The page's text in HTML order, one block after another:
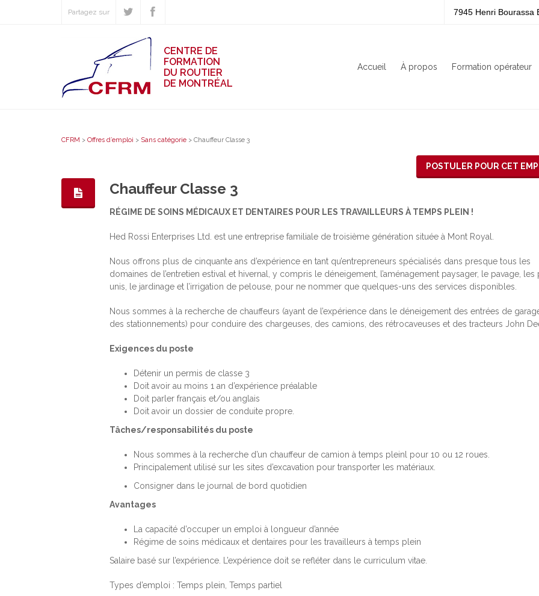
Partagez sur 7945 Henri Bourassa
CENTRE DE
FORMATION
DU ROUTIER
DE MONTRÉAL
Accueil À propos Formation opérateur
CFRM > Offres d’emploi > Sans catégorie > Chauffeur Classe 3
POSTULER POUR CET
Chauffeur Classe 3
RÉGIME DE SOINS MÉDICAUX ET DENTAIRES POUR LES TRAVAILLEURS À TEMPS PLEIN !
Hed Rossi Enterprises Ltd. est une entreprise familiale de troisième génération située à Mont Royal.
Nous offrons plus de cinquante ans d’expérience en tant qu’entrepreneurs spécialisés dans presque tous les
domaines de l’entretien estival et hivernal, y compris le déneigement, l’aménagement paysager, le pavage, les
unis, le jardinage et l’irrigation de pelouse, pour ne nommer que quelques-uns des services disponibles.
Nous sommes à la recherche de chauffeurs (ayant de l’expérience dans le déneigement des entrées de
des stationnements) pour conduire des chargeuses, des camions, des rétrocaveuses et des tracteurs John
Exigences du poste
Détenir un permis de classe 3
Doit avoir au moins 1 an d’expérience préalable
Doit parler français et/ou anglais
Doit avoir un dossier de conduite propre.
Tâches/responsabilités du poste
Nous sommes à la recherche d’un chauffeur de camion à temps pleinl pour 10 ou 12 roues.
Principalement utilisé sur les sites d’excavation pour transporter les matériaux.
Consigner dans le journal de bord quotidien
Avantages
La capacité d’occuper un emploi à longueur d’année
Régime de soins médicaux et dentaires pour les travailleurs à temps plein
Salaire basé sur l’expérience. L’expérience doit se refléter dans le curriculum vitae.
Types d’emploi : Temps plein, Temps partiel